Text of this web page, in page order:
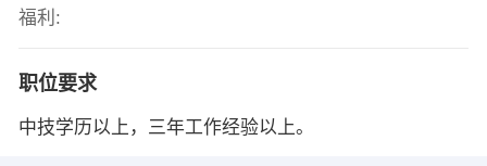
福利:
职位要求
中技学历以上，三年工作经验以上。